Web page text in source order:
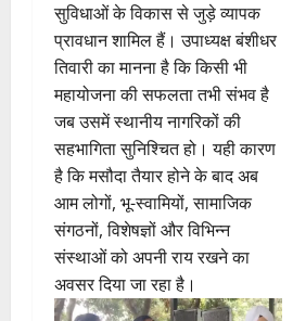
सुविधाओं के विकास से जुड़े व्यापक
प्रावधान शामिल हैं। उपाध्यक्ष बंशीधर
तिवारी का मानना है कि किसी भी
महायोजना की सफलता तभी संभव है
जब उसमें स्थानीय नागरिकों की
सहभागिता सुनिश्चित हो। यही कारण
है कि मसौदा तैयार होने के बाद अब
आम लोगों, भू-स्वामियों, सामाजिक
संगठनों, विशेषज्ञों और विभिन्न
संस्थाओं को अपनी राय रखने का
अवसर दिया जा रहा है।